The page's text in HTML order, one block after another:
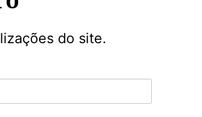
do site.